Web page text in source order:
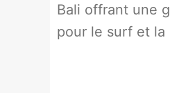
Bali offrant une
pour le surf et